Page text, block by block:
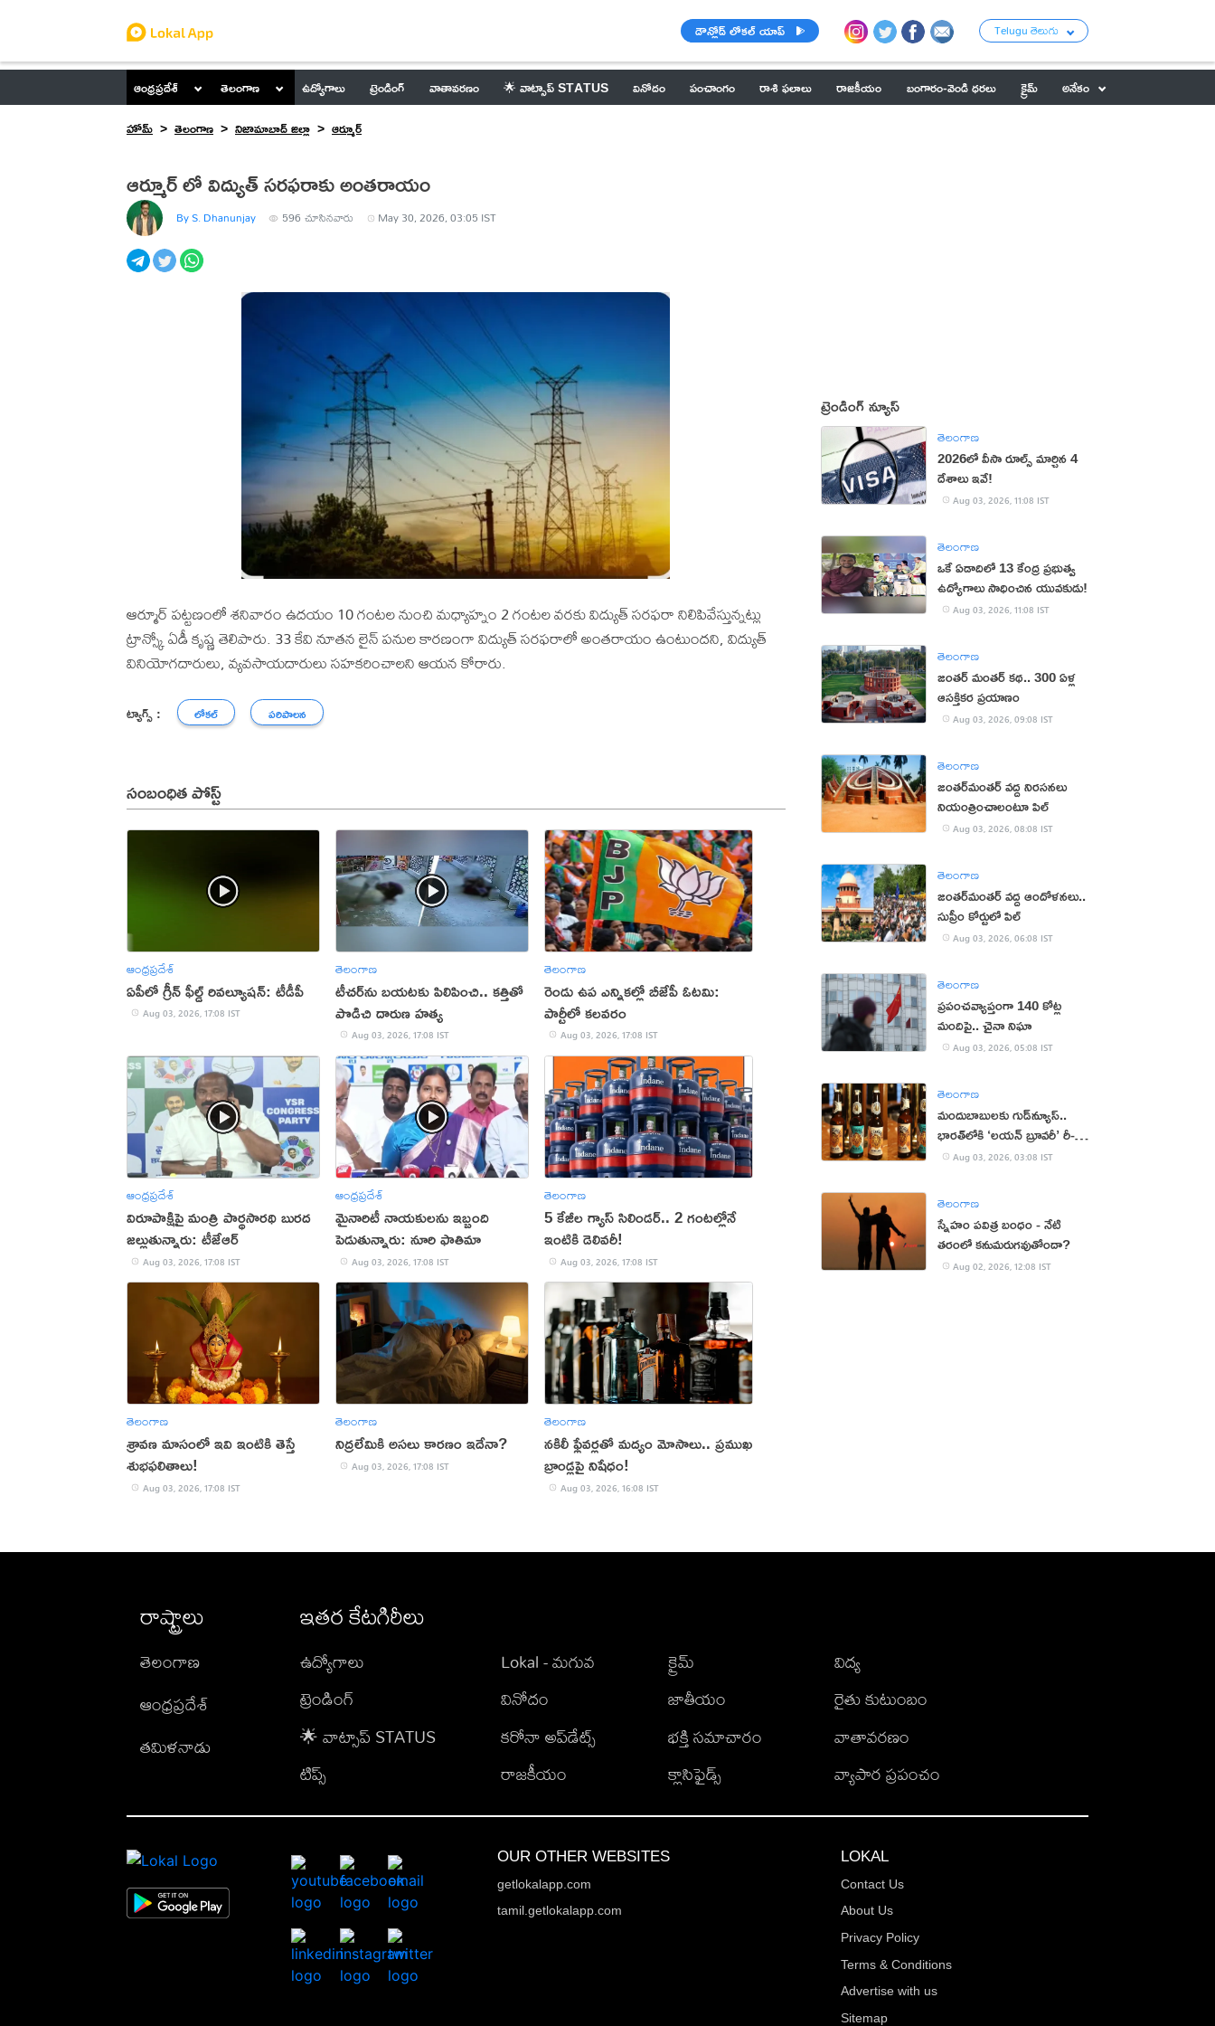
డౌన్లోడ్ లోకల్ యాప్ Telugu తెలుగు
ఆంధ్రప్రదేశ్ తెలంగాణ ఉద్యోగాలు ట్రెండింగ్ వాతావరణం 🌟 వాట్సాప్ STATUS వినోదం పంచాంగం రాశి ఫలాలు రాజకీయం బంగారం-వెండి ధరలు క్రైమ్
అనేకం
హోమ్
తెలంగాణ నిజామాబాద్ జిల్లా ఆర్మూర్
ఆర్మూర్ లో విద్యుత్ సరఫరాకు అంతరాయం
By S. Dhanunjay 596 చూసినవారు May 30, 2026, 03:05 IST
ఆర్మూర్ పట్టణంలో శనివారం ఉదయం 10 గంటల నుంచి మధ్యాహ్నం 2 గంటల వరకు విద్యుత్ సరఫరా నిలిపివేస్తున్నట్లు
ట్రాన్స్కో ఏడీ కృష్ణ తెలిపారు. 33 కేవి నూతన లైన్ పనుల కారణంగా విద్యుత్ సరఫరాలో అంతరాయం ఉంటుందని, విద్యుత్
వినియోగదారులు, వ్యవసాయదారులు సహకరించాలని ఆయన కోరారు.
ట్యాగ్స్ : లోకల్ పరిపాలన
సంబంధిత పోస్ట్
ఆంధ్రప్రదేశ్
ఏపీలో గ్రీన్ ఫీల్డ్ రివల్యూషన్: టీడీపీ
Aug 03, 2026, 17:08 IST
తెలంగాణ
టీచర్‌ను బయటకు పిలిపించి.. కత్తితో
పొడిచి దారుణ హత్య
Aug 03, 2026, 17:08 IST
తెలంగాణ
రెండు ఉప ఎన్నికల్లో బీజేపీ ఓటమి:
పార్టీలో కలవరం
Aug 03, 2026, 17:08 IST
ఆంధ్రప్రదేశ్
విరూపాక్షిపై మంత్రి పార్థసారథి బురద
జల్లుతున్నారు: టీజేఆర్
Aug 03, 2026, 17:08 IST
ఆంధ్రప్రదేశ్
మైనారిటీ నాయకులను ఇబ్బంది
పెడుతున్నారు: నూరి ఫాతిమా
Aug 03, 2026, 17:08 IST
తెలంగాణ
5 కేజీల గ్యాస్ సిలిండర్.. 2 గంటల్లోనే
ఇంటికి డెలివరీ!
Aug 03, 2026, 17:08 IST
తెలంగాణ
శ్రావణ మాసంలో ఇవి ఇంటికి తెస్తే
శుభఫలితాలు!
Aug 03, 2026, 17:08 IST
తెలంగాణ
నిద్రలేమికి అసలు కారణం ఇదేనా?
Aug 03, 2026, 17:08 IST
తెలంగాణ
నకిలీ ఫ్లేవర్లతో మద్యం మోసాలు.. ప్రముఖ
బ్రాండ్లపై నిషేధం!
Aug 03, 2026, 16:08 IST
ట్రెండింగ్ న్యూస్
తెలంగాణ
2026లో వీసా రూల్స్ మార్చిన 4
దేశాలు ఇవే!
Aug 03, 2026, 11:08 IST
తెలంగాణ
ఒకే ఏడాదిలో 13 కేంద్ర ప్రభుత్వ
ఉద్యోగాలు సాధించిన యువకుడు!
Aug 03, 2026, 11:08 IST
తెలంగాణ
జంతర్‌ మంతర్‌ కథ.. 300 ఏళ్ల
ఆసక్తికర ప్రయాణం
Aug 03, 2026, 09:08 IST
తెలంగాణ
జంతర్‌మంతర్‌ వద్ద నిరసనలు
నియంత్రించాలంటూ పిల్
Aug 03, 2026, 08:08 IST
తెలంగాణ
జంతర్‌మంతర్‌ వద్ద ఆందోళనలు..
సుప్రీం కోర్టులో పిల్
Aug 03, 2026, 06:08 IST
తెలంగాణ
ప్రపంచవ్యాప్తంగా 140 కోట్ల
మందిపై.. చైనా నిఘా
Aug 03, 2026, 05:08 IST
తెలంగాణ
మందుబాబులకు గుడ్‌న్యూస్..
భారత్‌లోకి ‘లయన్ బ్రూవరీ’ రీ-
ఎంట్రీAug 03, 2026, 03:08 IST
తెలంగాణ
స్నేహం పవిత్ర బంధం - నేటి
తరంలో కనుమరుగవుతోందా?
Aug 02, 2026, 12:08 IST
రాష్ట్రాలు
తెలంగాణ
ఆంధ్రప్రదేశ్
తమిళనాడు
ఇతర కేటగిరీలు
ఉద్యోగాలు
ట్రెండింగ్
🌟 వాట్సాప్ STATUS
టిప్స్
Lokal - మగువ
వినోదం
కరోనా అప్‌డేట్స్
రాజకీయం
క్రైమ్
జాతీయం
భక్తి సమాచారం
క్లాసిఫైడ్స్
విద్య
రైతు కుటుంబం
వాతావరణం
వ్యాపార ప్రపంచం
OUR OTHER WEBSITES
getlokalapp.com
tamil.getlokalapp.com
LOKAL
Contact Us
About Us
Privacy Policy
Terms & Conditions
Advertise with us
Sitemap